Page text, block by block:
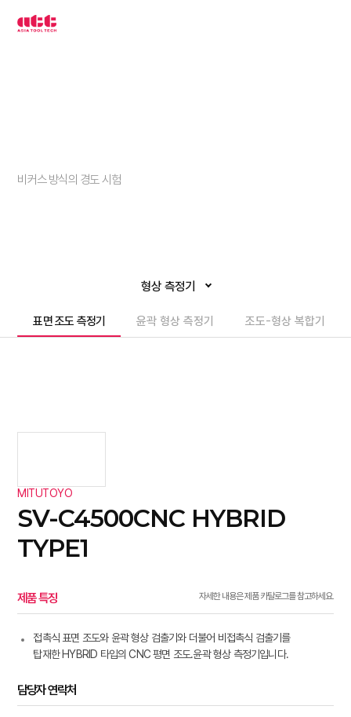
비커스 방식의 경도 시험
형상 측정기
표면 조도 측정기 윤곽 형상 측정기 조도-형상 복합기
MITUTOYO
SV-C4500CNC HYBRID
TYPE1
제품 특징 자세한 내용은 제품 카탈로그를 참고하세요.
접촉식 표면 조도와 윤곽 형상 검출기와 더불어 비접촉식 검출기를
탑재한 HYBRID 타입의 CNC 평면 조도.윤곽 형상 측정기입니다.
담당자 연락처